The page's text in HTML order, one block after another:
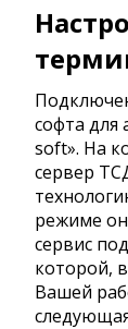
софта для
soft». На
сервер
режиме
сервис
которой,
Вашей